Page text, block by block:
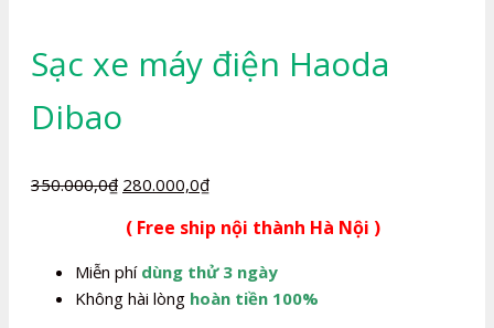
Sạc xe máy điện Haoda
Dibao
350.000,0₫ Giá
là:
350.000,0₫.
280.000,0₫Giá
tại
là:
280.000,0₫.
( Free ship nội thành Hà Nội )
Miễn phí dùng thử 3 ngày
Không hài lòng hoàn tiền 100%